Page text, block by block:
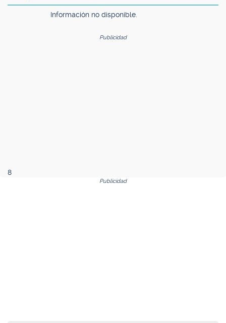
Información no disponible.
Publicidad
8
Publicidad